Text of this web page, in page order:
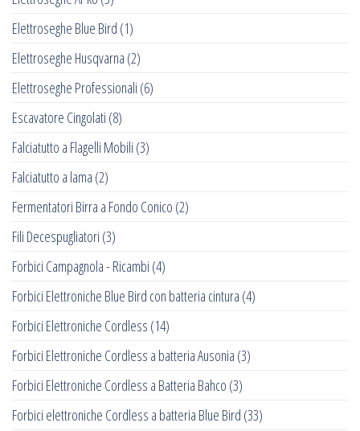
Elettroseghe Blue Bird (1)
Elettroseghe Husqvarna (2)
Elettroseghe Professionali (6)
Escavatore Cingolati (8)
Falciatutto a Flagelli Mobili (3)
Falciatutto a lama (2)
Fermentatori Birra a Fondo Conico (2)
Fili Decespugliatori (3)
Forbici Campagnola - Ricambi (4)
Forbici Elettroniche Blue Bird con batteria cintura (4)
Forbici Elettroniche Cordless (14)
Forbici Elettroniche Cordless a batteria Ausonia (3)
Forbici Elettroniche Cordless a Batteria Bahco (3)
Forbici elettroniche Cordless a batteria Blue Bird (33)